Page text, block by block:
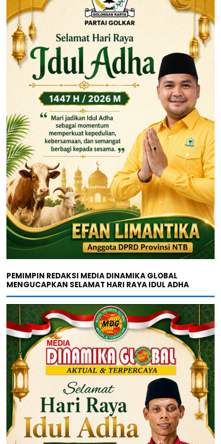
PEMIMPIN REDAKSI MEDIA DINAMIKA GLOBAL
MENGUCAPKAN SELAMAT HARI RAYA IDUL ADHA